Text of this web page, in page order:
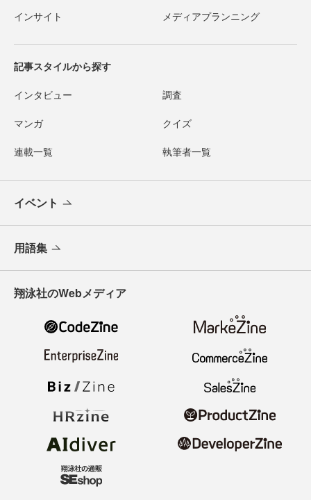
インサイト メディアプランニング
記事スタイルから探す
インタビュー 調査
マンガ クイズ
連載一覧 執筆者一覧
イベント
用語集
翔泳社のWebメディア